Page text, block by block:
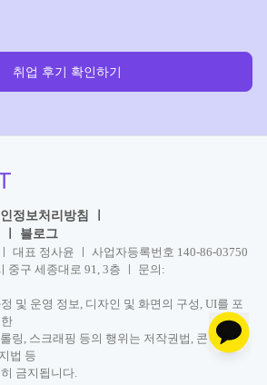
취업 후기 확인하기
정보처리방침
블로그
대표 정사윤 ㅣ 사업자등록번호 140-86-03750
중구 세종대로 91, 3층 ㅣ 문의:
및 운영 정보, 디자인 및 화면의 구성, UI를 포
링, 스크래핑 등의 행위는 저작권법, 콘텐츠산
법 등
금지됩니다.